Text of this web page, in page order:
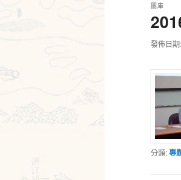
圖庫
發佈日期:
分類:專